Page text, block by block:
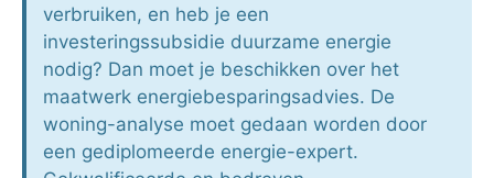
verbruiken, en heb je een
investeringssubsidie duurzame energie
nodig? Dan moet je beschikken over het
maatwerk energiebesparingsadvies. De
woning-analyse moet gedaan worden door
een gediplomeerde energie-expert.